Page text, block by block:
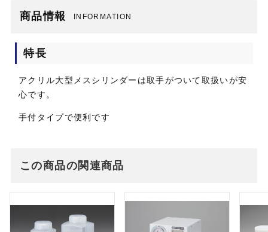
商品情報 INFORMATION
特長
アクリル大型メスシリンダーは取手がついて取扱いが安
心です。
手付タイプで便利です
この商品の関連商品